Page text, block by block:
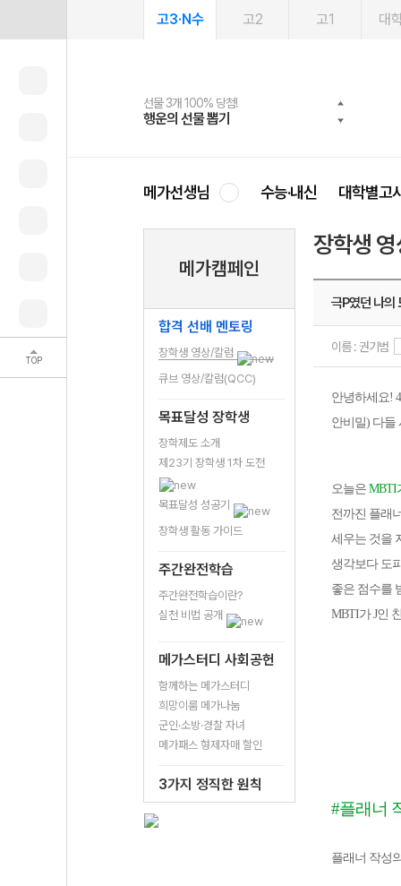
TOP
고3·N수 고2 고1 대
선물 3개 100% 당첨!
행운의 선물 뽑기
선물 100% 증정!
메가스터디 X 올리브
여름방학 스터디 캐시백
메가런 썸머스쿨
2027 러셀 단과
강사 공개선발
스마트러닝앱
설문 EVENT
메가패스
3일 무료 체험권
메가패스 수강생 무료혜택!
메가클럽 멤버십
사회공헌 캠페인
희망이룸 메가나눔
메가선생님 수능·내신 대학별고
메가캠페인
합격 선배 멘토링
장학생 영상/칼럼
큐브 영상/칼럼(QCC)
목표달성 장학생
장학제도 소개
제23기 장학생 1차 도전
목표달성 성공기
장학생 활동 가이드
주간완전학습
주간완전학습이란?
실천 비법 공개
메가스터디 사회공헌
함께하는 메가스터디
희망이룸 메가나눔
군인·소방·경찰 자녀
메가패스 형제자매 할인
3가지 정직한 원칙
장학생
극P였던 나의
이름 : 권기범
안녕하세요!
안비밀) 다들
오늘은 MBTI
전까진 플래
세우는 것을
생각보다 도
좋은 점수를
MBTI가 J인
#플래너
플래너 작성